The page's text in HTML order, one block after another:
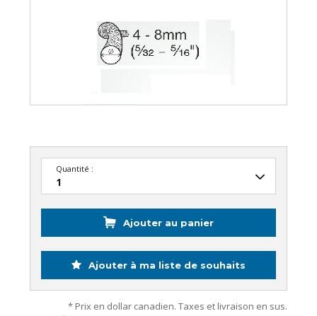
Quantité :
Ajouter au panier
Ajouter à ma liste de souhaits
* Prix en dollar canadien. Taxes et livraison en sus.